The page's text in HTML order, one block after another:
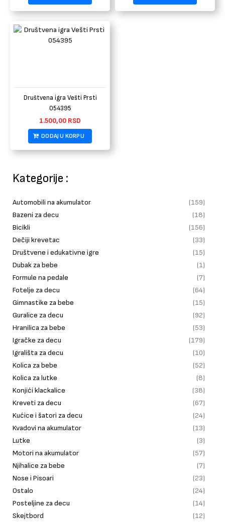
Kategorije :
Automobili na akumulator
(159)
Bazeni za decu
(18)
Bicikli
(156)
Dečiji krevetac
(33)
Društvene i edukativne igre
(15)
Dubak za bebe
(1)
Formule na pedale
(7)
Fotelje za decu
(64)
Gimnastike za bebe
(15)
Guralice za decu
(92)
Hranilica za bebe
(53)
Igračke za decu
(179)
Igrališta za decu
(10)
Kolica za bebe
(52)
Kolica za lutke
(8)
Konjići klackalice
(38)
Kreveti za decu
(67)
Kućice i šatori za decu
(24)
Kvadovi na akumulator
(13)
Lutke
(3)
Motori na akumulator
(57)
Njihalice za bebe
(7)
Nose i Pisoari
(23)
Ostalo
(24)
Posteljine za decu
(14)
Skejtbord
(12)
Društvena igra Vešti Prsti
054395
1.500,00 RSD
DODAJ U KORPU